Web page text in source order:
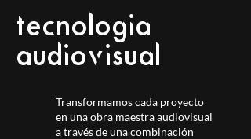
tecnología
audiovisual
Transformamos cada proyecto
en una obra maestra audiovisual
a través de una combinación